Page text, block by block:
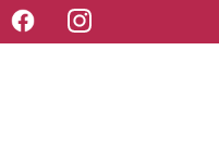
×